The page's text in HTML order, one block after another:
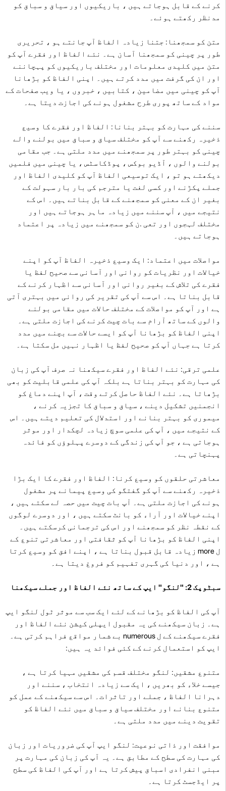
کرنے کے قابل ہوجاتے ہیں ، باریکیوں اور سیاق و سباق کو
مدنظر رکھتے ہوئے۔
متن کو سمجھنا: جتنا زیادہ الفاظ آپ جانتے ہو ، تحریری
طور پر چینی کو سمجھنا آسان ہے۔ نئے الفاظ اور فقرے آپ کو
متن میں کلیدی معلومات اور مختلف باریکیوں کو پہچاننے
اور ان کی گرفت میں مدد کرتے ہیں۔ اپنی الفاظ کو بڑھانا
آپ کو چینی میں مضامین ، کتابیں ، خبروں ، یا ویب صفحات کے
مواد کے ساتھ پوری طرح مشغول ہونے کی اجازت دیتا ہے۔
سننے کی مہارت کو بہتر بنانا: الفاظ اور فقرے کا وسیع
ذخیرہ رکھنے سے آپ کو مختلف سیاق و سباق میں بولنے والے
چینی کو بہتر طور پر سمجھنے میں مدد ملتی ہے۔ جب مقامی
بولنے والوں ، آڈیو بوکس ، پوڈکاسٹس ، یا چینی میں فلمیں
دیکھتے ہو تو ، ایک توسیعی الفاظ آپ کو کلیدی الفاظ اور
جملے پکڑنے اور کسی لغت یا مترجم کی بار بار سہولت کے
بغیر ان کے معنی کو سمجھنے کے قابل بناتے ہیں۔ اس کے
نتیجے میں ، آپ سننے میں زیادہ ماہر ہوجاتے ہیں اور
مختلف لہجوں اور تعی .ن کو سمجھنے میں زیادہ پر اعتماد
ہوجاتے ہیں۔
مواصلات میں اعتماد: ایک وسیع ذخیرہ الفاظ آپ کو اپنے
خیالات اور نظریات کو روانی اور آسانی سے صحیح لفظ یا
فقرے کی تلاش کے بغیر روانی اور آسانی سے اظہار کرنے کے
قابل بناتا ہے۔ اس سے آپ کی تقریر کی روانی میں بہتری آتی
ہے اور آپ کو مواصلات کے مختلف حالات میں مقامی بولنے
والوں کے ساتھ آرام سے بات چیت کرنے کی اجازت ملتی ہے۔
اپنی الفاظ کو بڑھانا آپ کو ایسے حالات سے بچنے میں مدد
کرتا ہے جہاں آپ کو صحیح لفظ یا اظہار نہیں مل سکتا ہے۔
علمی ترقی: نئے الفاظ اور فقرے سیکھنا نہ صرف آپ کی زبان
کی مہارت کو بہتر بناتا ہے بلکہ آپ کی علمی قابلیت کو بھی
بڑھاتا ہے۔ نئے الفاظ حاصل کرتے وقت ، آپ اپنے دماغ کو
انجمنیں تشکیل دینے ، سیاق و سباق کا تجزیہ کرنے ،
میموری کو بہتر بنانے اور استدلال کی تعلیم دیتے ہیں۔ اس
کے نتیجے میں ، آپ کی علمی سوچ زیادہ لچکدار اور موثر
ہوجاتی ہے ، جو آپ کی زندگی کے دوسرے پہلوؤں کو فائدہ
پہنچاتی ہے۔
معاشرتی حلقوں کو وسیع کرنا: الفاظ اور فقرے کا ایک بڑا
ذخیرہ رکھنے سے آپ کو گفتگو کی وسیع پیمانے پر مشغول
ہونے کی اجازت ملتی ہے۔ آپ بات چیت میں حصہ لے سکتے ہیں ،
اپنے خیالات اور آراء کو بانٹ سکتے ہیں ، اور دوسرے لوگوں
کے نقطہ نظر کو سمجھنے اور اس کی ترجمانی کرسکتے ہیں۔
اپنی الفاظ کو بڑھانا آپ کو ثقافتی اور معاشرتی تنوع کے
ل more زیادہ قابل قبول بناتا ہے ، اپنے افق کو وسیع کرتا
ہے ، اور دنیا کی گہری تفہیم کو فروغ دیتا ہے۔
سبٹوپک 2: "لنگو" ایپ کے ساتھ نئے الفاظ اور جملے سیکھنا
آپ کی الفاظ کو بڑھانے کے لئے ایک سب سے موثر ٹول لنگو ایپ
ہے۔ زبان سیکھنے کی یہ مقبول ایپلی کیشن نئے الفاظ اور
فقرے سیکھنے کے ل numerous بے شمار مواقع فراہم کرتی ہے۔
ایپ کو استعمال کرنے کے کئی فوائد یہ ہیں:
متنوع مشقیں: لنگو مختلف قسم کی مشقیں مہیا کرتا ہے ،
جیسے خلاء کو بھریں ، ایک سے زیادہ انتخاب ، سننے اور
دہرانا الفاظ ، جملے اور تاثرات۔ اس سے سیکھنے کے عمل کو
متنوع بنانے اور مختلف سیاق و سباق میں نئے الفاظ کو
تقویت دینے میں مدد ملتی ہے۔
موافقت اور ذاتی نوعیت: لنگو ایپ آپ کی ضروریات اور زبان
کی مہارت کی سطح کے مطابق ہے۔ یہ آپ کی زبان کی مہارت پر
مبنی انفرادی اسباق پیش کرتا ہے اور آپ کی الفاظ کی سطح
پر ایڈجسٹ کرتا ہے۔